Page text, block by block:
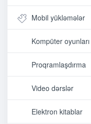
Mobil yükləmələr
Kompüter oyunları
Proqramlaşdırma
Video dərslər
Elektron kitablar